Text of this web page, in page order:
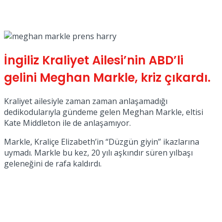
View All Result
İngiliz Kraliyet Ailesi’nin ABD’li
gelini Meghan Markle, kriz çıkardı.
Kraliyet ailesiyle zaman zaman anlaşamadığı
dedikodularıyla gündeme gelen Meghan Markle, eltisi
Kate Middleton ile de anlaşamıyor.
Markle, Kraliçe Elizabeth’in “Düzgün giyin” ikazlarına
uymadı. Markle bu kez, 20 yılı aşkındır süren yılbaşı
geleneğini de rafa kaldırdı.